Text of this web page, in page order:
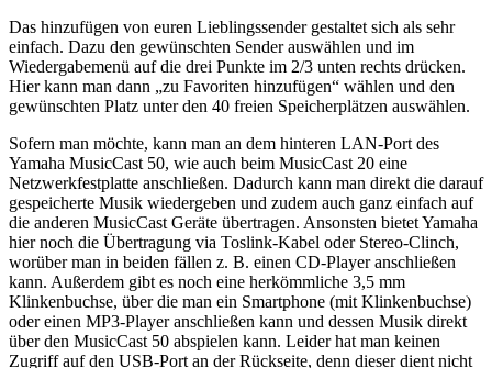
Das hinzufügen von euren Lieblingssender gestaltet sich als sehr
einfach. Dazu den gewünschten Sender auswählen und im
Wiedergabemenü auf die drei Punkte im 2/3 unten rechts drücken.
Hier kann man dann „zu Favoriten hinzufügen“ wählen und den
gewünschten Platz unter den 40 freien Speicherplätzen auswählen.
Sofern man möchte, kann man an dem hinteren LAN-Port des
Yamaha MusicCast 50, wie auch beim MusicCast 20 eine
Netzwerkfestplatte anschließen. Dadurch kann man direkt die darauf
gespeicherte Musik wiedergeben und zudem auch ganz einfach auf
die anderen MusicCast Geräte übertragen. Ansonsten bietet Yamaha
hier noch die Übertragung via Toslink-Kabel oder Stereo-Clinch,
worüber man in beiden fällen z. B. einen CD-Player anschließen
kann. Außerdem gibt es noch eine herkömmliche 3,5 mm
Klinkenbuchse, über die man ein Smartphone (mit Klinkenbuchse)
oder einen MP3-Player anschließen kann und dessen Musik direkt
über den MusicCast 50 abspielen kann. Leider hat man keinen
Zugriff auf den USB-Port an der Rückseite, denn dieser dient nicht